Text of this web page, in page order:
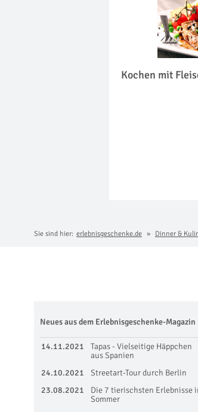
Kochen mit
Sie sind hier: erlebnisgeschenke.de Dinner &
Neues aus dem Erlebnisgeschenke-Magazin
14.11.2021
Tapas - Vielseitige Häppchen
aus Spanien
24.10.2021
Streetart-Tour durch Berlin
23.08.2021
Die 7 tierischsten Erlebnisse
Sommer